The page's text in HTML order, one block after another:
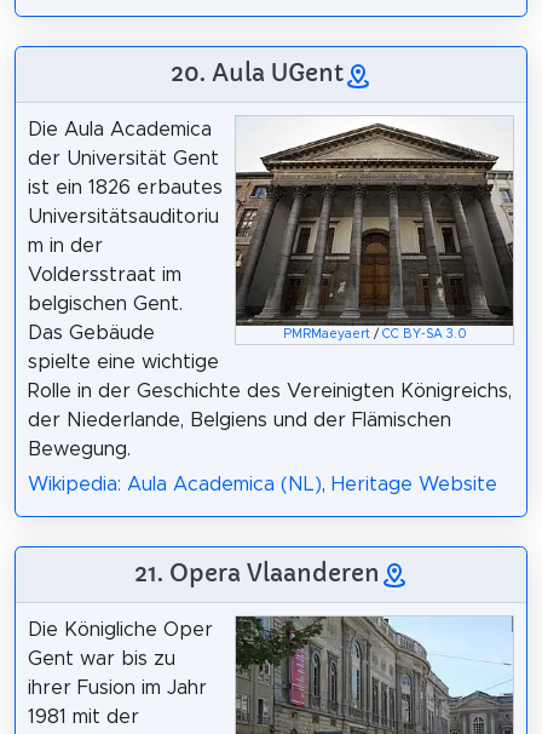
20. Aula UGent
PMRMaeyaert/ CC BY-SA 3.0
Die Aula Academica
der Universität Gent
ist ein 1826 erbautes
Universitätsauditoriu
m in der
Voldersstraat im
belgischen Gent.
Das Gebäude
spielte eine wichtige
Rolle in der Geschichte des Vereinigten Königreichs,
der Niederlande, Belgiens und der Flämischen
Bewegung.
Wikipedia: Aula Academica (NL), Heritage Website
21. Opera Vlaanderen
Die Königliche Oper
Gent war bis zu
ihrer Fusion im Jahr
1981 mit der